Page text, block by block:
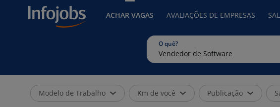
ACHAR VAGAS AVALIAÇÕES DE EMPRESAS
O quê?
Modelo de Trabalho Km de você Publicação